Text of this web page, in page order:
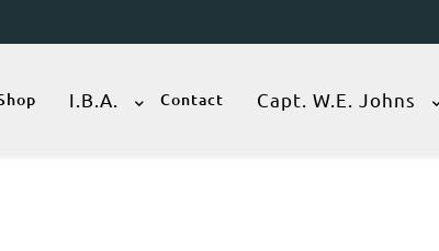
I.B.A. Contact Capt. W.E. Johns